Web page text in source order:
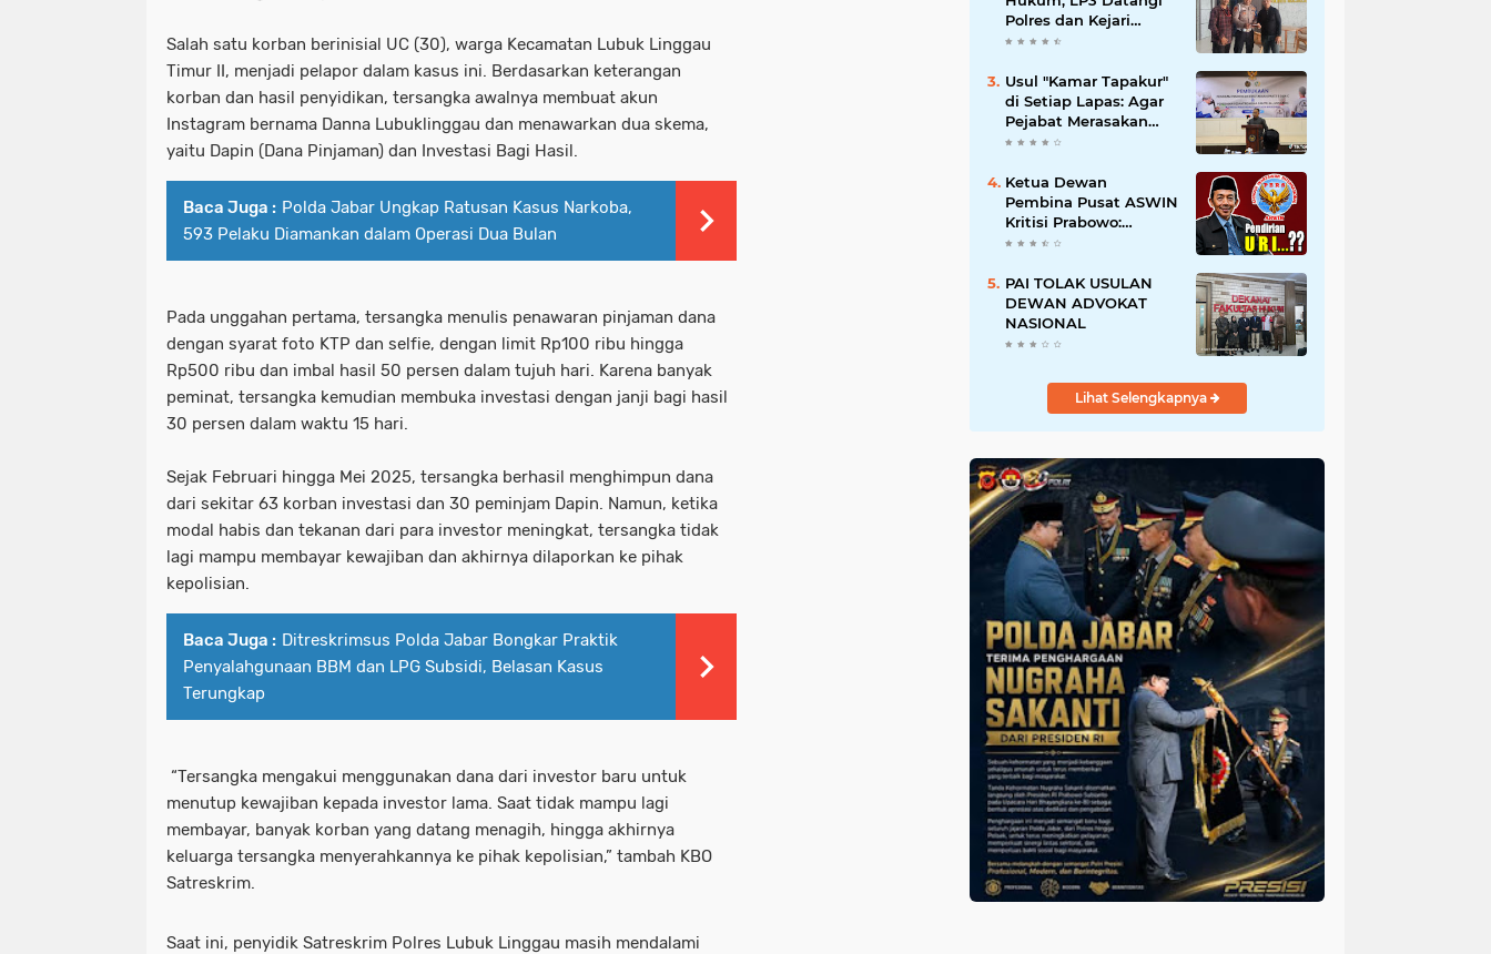
Salah satu korban berinisial UC (30), warga Kecamatan Lubuk Linggau
Timur II, menjadi pelapor dalam kasus ini. Berdasarkan keterangan
korban dan hasil penyidikan, tersangka awalnya membuat akun
Instagram bernama Danna Lubuklinggau dan menawarkan dua skema,
yaitu Dapin (Dana Pinjaman) dan Investasi Bagi Hasil.
Baca Juga : Polda Jabar Ungkap Ratusan Kasus Narkoba,
593 Pelaku Diamankan dalam Operasi Dua Bulan
Pada unggahan pertama, tersangka menulis penawaran pinjaman dana
dengan syarat foto KTP dan selfie, dengan limit Rp100 ribu hingga
Rp500 ribu dan imbal hasil 50 persen dalam tujuh hari. Karena banyak
peminat, tersangka kemudian membuka investasi dengan janji bagi hasil
30 persen dalam waktu 15 hari.
Sejak Februari hingga Mei 2025, tersangka berhasil menghimpun dana
dari sekitar 63 korban investasi dan 30 peminjam Dapin. Namun, ketika
modal habis dan tekanan dari para investor meningkat, tersangka tidak
lagi mampu membayar kewajiban dan akhirnya dilaporkan ke pihak
kepolisian.
Baca Juga : Ditreskrimsus Polda Jabar Bongkar Praktik
Penyalahgunaan BBM dan LPG Subsidi, Belasan Kasus
Terungkap
“Tersangka mengakui menggunakan dana dari investor baru untuk
menutup kewajiban kepada investor lama. Saat tidak mampu lagi
membayar, banyak korban yang datang menagih, hingga akhirnya
keluarga tersangka menyerahkannya ke pihak kepolisian,” tambah KBO
Satreskrim.
Saat ini, penyidik Satreskrim Polres Lubuk Linggau masih mendalami
Polres dan Kejari
Majalengka; Minta
Proporsional:
Restoratif untuk
Lemah, Tegas untuk
Narkoba & Oknum
Usul "Kamar Tapakur"
di Setiap Lapas: Agar
Pejabat Merasakan
Suasana Penjara, Tak
Menyalahgunakan
Amanah
Ketua Dewan
Pembina Pusat ASWIN
Kritisi Prabowo:
Evaluasi Pendirian
Mendesak Sebaiknya
Dibatalkan
PAI TOLAK USULAN
DEWAN ADVOKAT
NASIONAL
Lihat Selengkapnya